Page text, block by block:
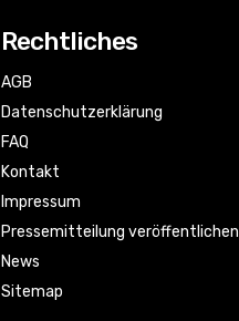
Rechtliches
AGB
Datenschutzerklärung
FAQ
Kontakt
Impressum
Pressemitteilung veröffentlichen
News
Sitemap